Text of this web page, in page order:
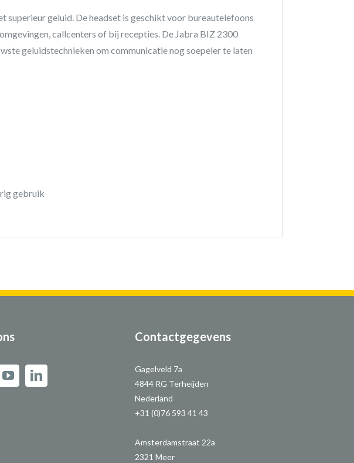
superieur geluid. De headset is geschikt voor bureautelefoons
callcenters of bij recepties. De Jabra BIZ 2300
geluidstechnieken om communicatie nog soepeler te laten
gebruik
Contactgegevens
Gagelveld 7a
4844 RG Terheijden
Nederland
+31 (0)76 593 41 43
Amsterdamstraat 22a
2321 Meer